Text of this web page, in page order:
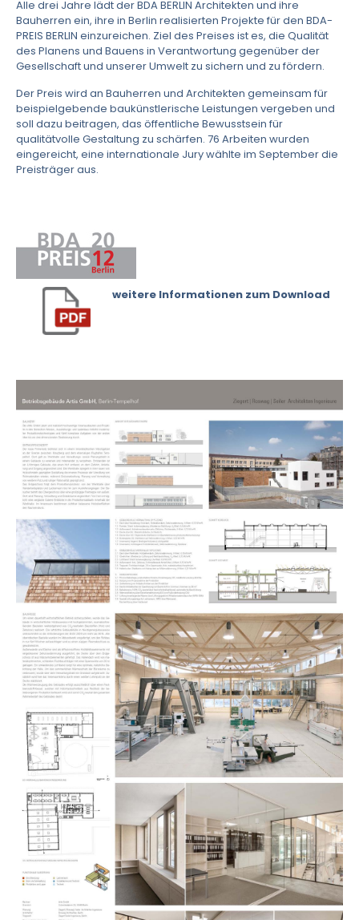
Alle drei Jahre lädt der BDA BERLIN Architekten und ihre
Bauherren ein, ihre in Berlin realisierten Projekte für den BDA-
PREIS BERLIN einzureichen. Ziel des Preises ist es, die Qualität
des Planens und Bauens in Verantwortung gegenüber der
Gesellschaft und unserer Umwelt zu sichern und zu fördern.
Der Preis wird an Bauherren und Architekten gemeinsam für
beispielgebende baukünstlerische Leistungen vergeben und
soll dazu beitragen, das öffentliche Bewusstsein für
qualitätvolle Gestaltung zu schärfen. 76 Arbeiten wurden
eingereicht, eine internationale Jury wählte im September die
Preisträger aus.
weitere Informationen zum Download